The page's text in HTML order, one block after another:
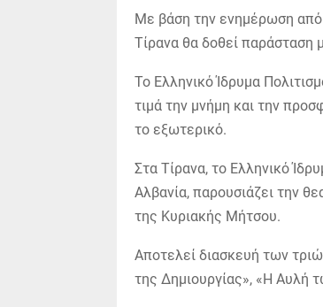
Με βάση την ενημέρωση από
Τίρανα θα δοθεί παράσταση
Το Ελληνικό Ίδρυμα
τιμά την μνήμη και την
το εξωτερικό.
Στα Τίρανα, το Ελληνικό
Αλβανία, παρουσιάζει την
της Κυριακής Μήτσου.
Αποτελεί διασκευή των
της Δημιουργίας», «Η Αυλή